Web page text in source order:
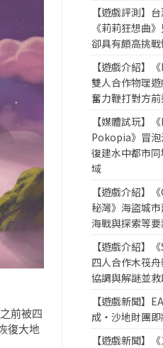
前被四
復大地
【遊戲評測】
《莉莉狂想曲
卻具有頗高挑戰
【遊戲介紹】
雙人合作物理
奮力鞭打對方
【媒體試玩】
Pokopia》冒泡
復建水中都市
域
【遊戲介紹】
秘灣》海盜城
海戰與探索等
【遊戲介紹】
四人合作木筏
協調與解謎並
【遊戲新聞】
成・沙地財團
【遊戲新聞】